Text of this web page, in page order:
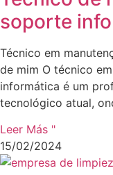
soporte
Técnico em
de mim O técnico
informática é um
tecnológico atual,
Leer Más "
15/02/2024